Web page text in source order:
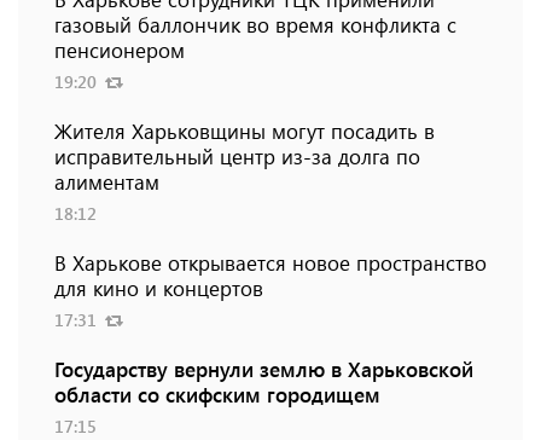
газовый баллончик во время конфликта с
пенсионером
19:20
Жителя Харьковщины могут посадить в
исправительный центр из-за долга по
алиментам
18:12
В Харькове открывается новое пространство
для кино и концертов
17:31
Государству вернули землю в Харьковской
области со скифским городищем
17:15